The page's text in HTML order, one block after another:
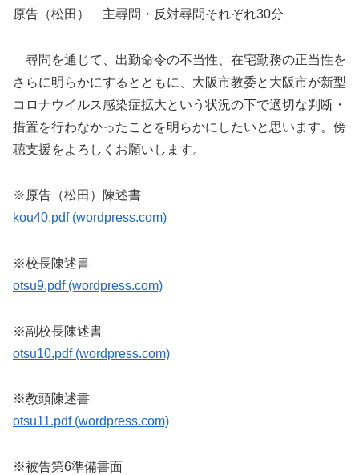
原告（松田） 主尋問・反対尋問それぞれ30分
尋問を通じて、出勤命令の不当性、在宅勤務の正当性を
さらに明らかにするとともに、大阪市教委と大阪市が新型
コロナウイルス感染症拡大という状況の下で適切な判断・
措置を行わなかったことを明らかにしたいと思います。傍
聴支援をよろしくお願いします。
※原告（松田）陳述書
kou40.pdf (wordpress.com)
※校長陳述書
otsu9.pdf (wordpress.com)
※副校長陳述書
otsu10.pdf (wordpress.com)
※教頭陳述書
otsu11.pdf (wordpress.com)
※被告第6準備書面